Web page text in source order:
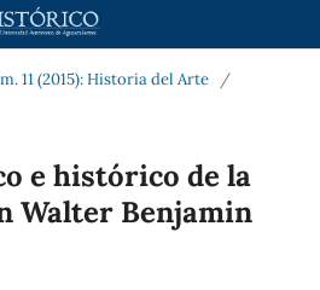
11 (2015): Historia del Arte
/
e histórico de la
Walter Benjamin